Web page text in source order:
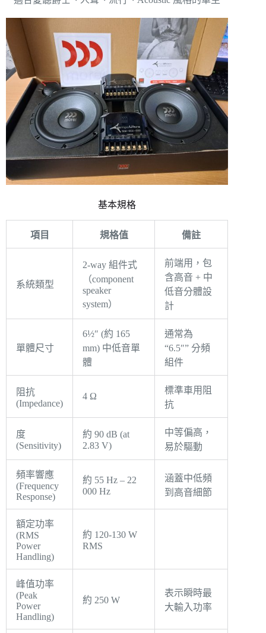
基本規格
項目 規格值 備註
系統類型
2-way 組件式
（component
speaker
system）
前端用，包
含高音 + 中
低音分體設
計
單體尺寸
6½″ (約 165
mm) 中低音單
體
通常為
“6.5″” 分頻
組件
阻抗
(Impedance)
4 Ω
標準車用阻
抗
度
(Sensitivity)
約 90 dB (at
2.83 V)
中等偏高，
易於驅動
頻率響應
(Frequency
Response)
約 55 Hz – 22
000 Hz
涵蓋中低頻
到高音細節
額定功率
(RMS
Power
Handling)
約 120-130 W
RMS
峰值功率
(Peak
Power
Handling)
約 250 W
表示瞬時最
大輸入功率